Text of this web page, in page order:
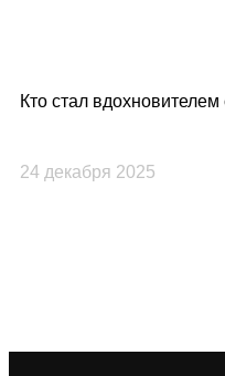
Кто стал
24 декабря 2025